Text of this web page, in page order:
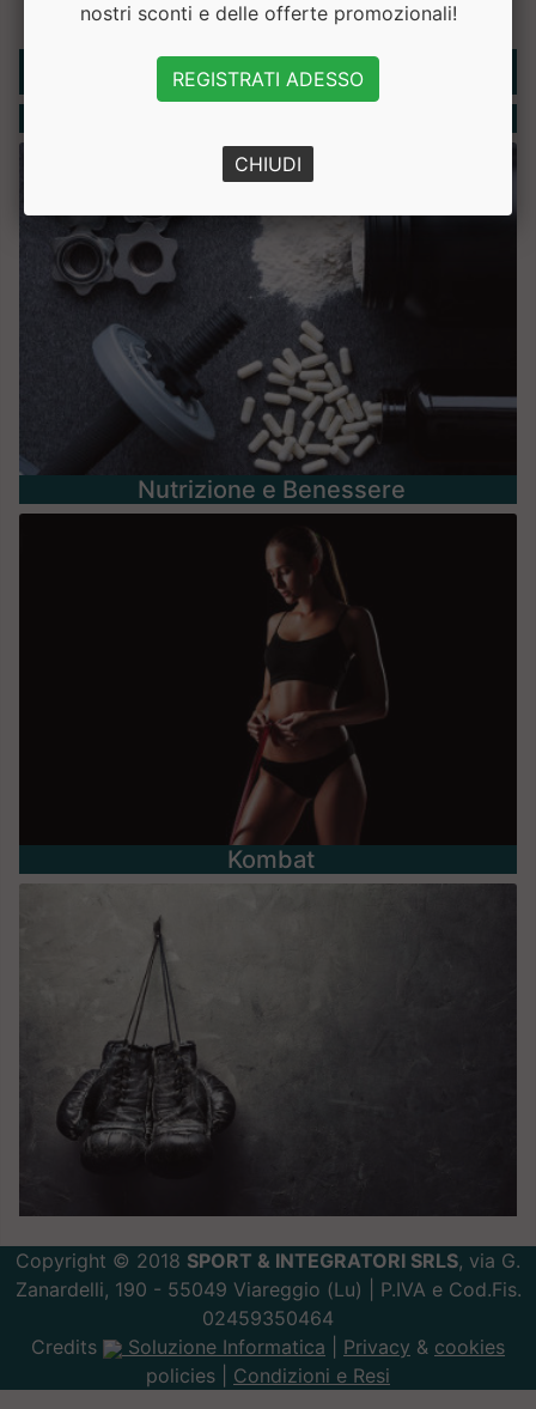
Rubriche
Nutrizione e Benessere
Kombat
Copyright © 2018 SPORT & INTEGRATORI SRLS, via G.
Zanardelli, 190 - 55049 Viareggio (Lu) | P.IVA e Cod.Fis.
02459350464
Credits
Soluzione Informatica Privacy & cookies
policies | Condizioni e Resi
nostri sconti e delle offerte promozionali!
REGISTRATI ADESSO
CHIUDI